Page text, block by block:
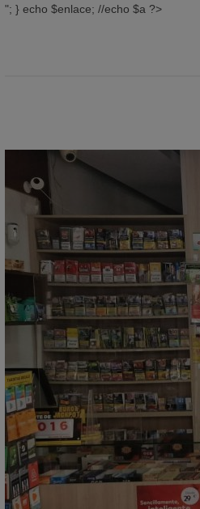
"; } echo $enlace; //echo $a ?>